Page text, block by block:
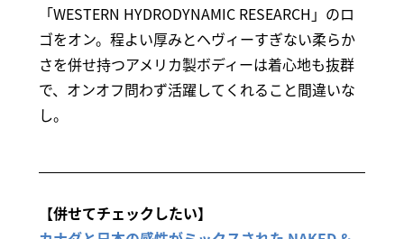
「WESTERN HYDRODYNAMIC RESEARCH」のロ
ゴをオン。程よい厚みとヘヴィーすぎない柔らか
さを併せ持つアメリカ製ボディーは着心地も抜群
で、オンオフ問わず活躍してくれること間違いな
し。
【併せてチェックしたい】